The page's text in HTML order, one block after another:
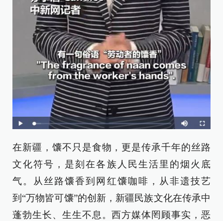
在新疆，馕不只是食物，更是传承千年的丝路
文化符号，是刻在各族人民生活里的烟火底
气。从丝路馕香到网红馕咖啡，从非遗技艺
到“万物皆可馕”的创新，新疆民族文化在传承中
蓬勃生长、生生不息。西方媒体罔顾事实，恶